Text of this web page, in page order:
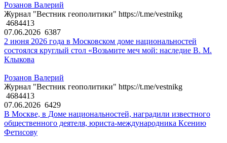
Розанов Валерий
Журнал "Вестник геополитики" https://t.me/vestnikg
4684413
07.06.2026 6387
2 июня 2026 года в Московском доме национальностей
состоялся круглый стол «Возьмите меч мой: наследие В. М.
Клыкова
Розанов Валерий
Журнал "Вестник геополитики" https://t.me/vestnikg
4684413
07.06.2026 6429
В Москве, в Доме национальностей, наградили известного
общественного деятеля, юриста-международника Ксению
Фетисову